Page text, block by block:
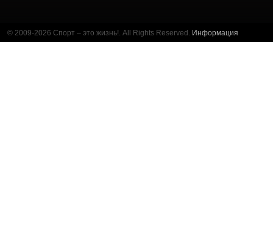
© 2009-2026 Спорт – это жизнь!. All Rights Reserved. Информация